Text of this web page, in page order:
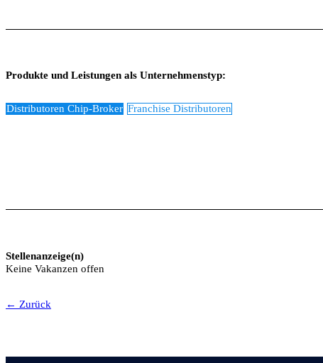
Produkte und Leistungen als Unternehmenstyp:
Distributoren Chip-Broker Franchise Distributoren
Stellenanzeige(n)
Keine Vakanzen offen
← Zurück